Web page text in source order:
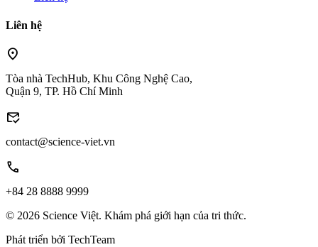
Liên hệ
location_on
Tòa nhà TechHub, Khu Công Nghệ Cao,
Quận 9, TP. Hồ Chí Minh
mark_email_read
contact@science-viet.vn
call
+84 28 8888 9999
© 2026 Science Việt. Khám phá giới hạn của tri thức.
Phát triển bởi TechTeam